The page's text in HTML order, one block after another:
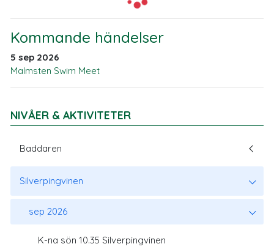
Kommande händelser
5 sep 2026
Malmsten Swim Meet
NIVÅER & AKTIVITETER
Baddaren
Silverpingvinen
sep 2026
K-na sön 10.35 Silverpingvinen